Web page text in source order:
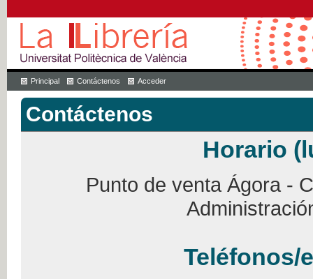
Principal Contáctenos Acceder
Contáctenos
Horario
Punto de venta Ágora -
Teléfonos/